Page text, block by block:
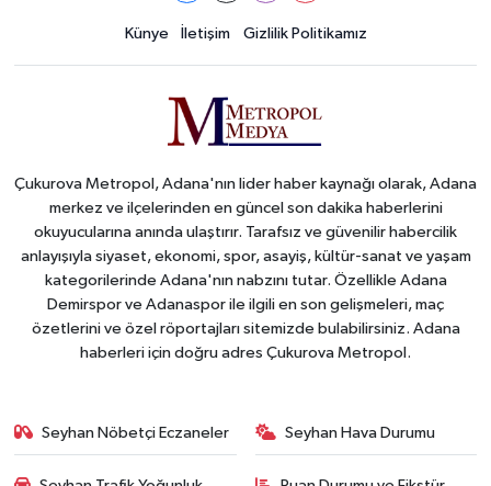
Künye İletişim Gizlilik Politikamız
Çukurova Metropol, Adana'nın lider haber kaynağı olarak, Adana
merkez ve ilçelerinden en güncel son dakika haberlerini
okuyucularına anında ulaştırır. Tarafsız ve güvenilir habercilik
anlayışıyla siyaset, ekonomi, spor, asayiş, kültür-sanat ve yaşam
kategorilerinde Adana'nın nabzını tutar. Özellikle Adana
Demirspor ve Adanaspor ile ilgili en son gelişmeleri, maç
özetlerini ve özel röportajları sitemizde bulabilirsiniz. Adana
haberleri için doğru adres Çukurova Metropol.
Seyhan Nöbetçi Eczaneler Seyhan Hava Durumu